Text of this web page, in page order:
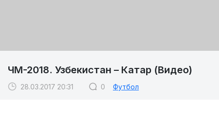
ЧМ-2018. Узбекистан – Катар (Видео)
28.03.2017 20:31 0 Футбол